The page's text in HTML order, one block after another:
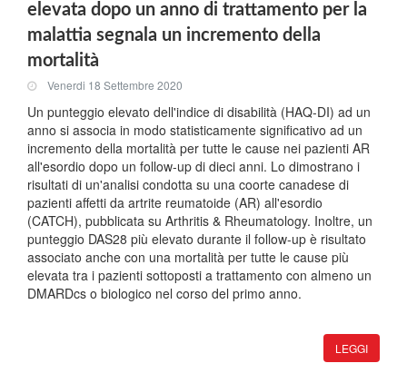
elevata dopo un anno di trattamento per la
malattia segnala un incremento della
mortalità
Venerdi 18 Settembre 2020
Un punteggio elevato dell'indice di disabilità (HAQ-DI) ad un
anno si associa in modo statisticamente significativo ad un
incremento della mortalità per tutte le cause nei pazienti AR
all'esordio dopo un follow-up di dieci anni. Lo dimostrano i
risultati di un'analisi condotta su una coorte canadese di
pazienti affetti da artrite reumatoide (AR) all'esordio
(CATCH), pubblicata su Arthritis & Rheumatology. Inoltre, un
punteggio DAS28 più elevato durante il follow-up è risultato
associato anche con una mortalità per tutte le cause più
elevata tra i pazienti sottoposti a trattamento con almeno un
DMARDcs o biologico nel corso del primo anno.
LEGGI